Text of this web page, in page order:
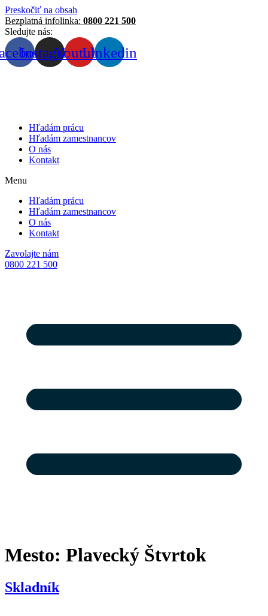
Preskočiť na obsah
Bezplatná infolinka: 0800 221 500
Sledujte nás:
InstagramYoutubeLinkedin
Hľadám prácu
Hľadám zamestnancov
O nás
Kontakt
Menu
Hľadám prácu
Hľadám zamestnancov
O nás
Kontakt
Zavolajte nám
0800 221 500
Mesto: Plavecký Štvrtok
Skladník